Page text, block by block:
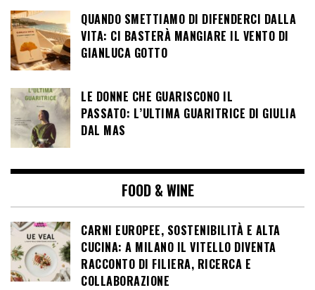
QUANDO SMETTIAMO DI DIFENDERCI DALLA
VITA: CI BASTERÀ MANGIARE IL VENTO DI
GIANLUCA GOTTO
LE DONNE CHE GUARISCONO IL
PASSATO: L’ULTIMA GUARITRICE DI GIULIA
DAL MAS
FOOD & WINE
CARNI EUROPEE, SOSTENIBILITÀ E ALTA
CUCINA: A MILANO IL VITELLO DIVENTA
RACCONTO DI FILIERA, RICERCA E
COLLABORAZIONE